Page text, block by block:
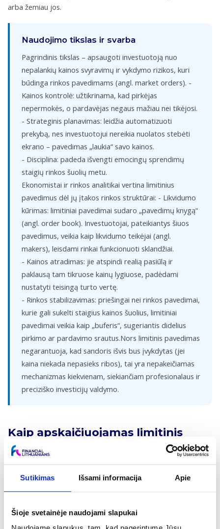
Sutikimas Išsami informacija Apie
Šioje svetainėje naudojami slapukai
arba žemiau jos.
Naudojimo tikslas ir svarba
Pagrindinis tikslas – apsaugoti investuotoją nuo
nepalankių kainos svyravimų ir vykdymo rizikos, kuri
būdinga rinkos pavedimams (angl. market orders). -
Kainos kontrolė: užtikrinama, kad pirkėjas
nepermokės, o pardavėjas negaus mažiau nei tikėjosi.
- Strateginis planavimas: leidžia automatizuoti
prekybą, nes investuotojui nereikia nuolatos stebėti
ekrano – pavedimas „laukia“ savo kainos.
- Disciplina: padeda išvengti emocingų sprendimų
staigių rinkos šuolių metu.
Ekonomistai ir rinkos analitikai vertina limitinius
pavedimus dėl jų įtakos rinkos struktūrai: - Likvidumo
kūrimas: limitiniai pavedimai sudaro „pavedimų knygą“
(angl. order book). Investuotojai, pateikiantys šiuos
pavedimus, veikia kaip likvidumo teikėjai (angl.
makers), leisdami rinkai funkcionuoti sklandžiai.
- Kainos atradimas: jie atspindi realią pasiūlą ir
paklausą tam tikruose kainų lygiuose, padėdami
nustatyti teisingą turto vertę.
- Rinkos stabilizavimas: priešingai nei rinkos pavedimai,
kurie gali sukelti staigius kainos šuolius, limitiniai
pavedimai veikia kaip „buferis“, sugeriantis didelius
pirkimo ar pardavimo srautus.Nors limitinis pavedimas
negarantuoja, kad sandoris išvis bus įvykdytas (jei
kaina niekada nepasieks ribos), tai yra nepakeičiamas
mechanizmas kiekvienam, siekiančiam profesionalaus ir
preciziško investicijų valdymo.
Kaip apskaičiuojamas limitinis
pavedimas?
Limitinis pavedimas pats savaime nėra skaičiuojamas kaip
atveju investuotojas nurodo maksimalią kainą, kurią sutinka
mokėti (Rinkos kaina ≤ Limitinė kaina), o pardavimo atveju –